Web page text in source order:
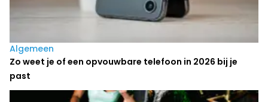
Algemeen
Zo weet je of een opvouwbare telefoon in 2026 bij je
past